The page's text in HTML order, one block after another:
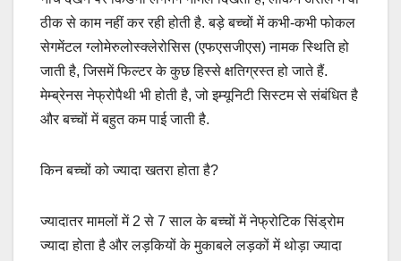
ठीक से काम नहीं कर रही होती है. बड़े बच्चों में कभी-कभी फोकल
सेगमेंटल ग्लोमेरुलोस्क्लेरोसिस (एफएसजीएस) नामक स्थिति हो
जाती है, जिसमें फिल्टर के कुछ हिस्से क्षतिग्रस्त हो जाते हैं.
मेम्ब्रेनस नेफ्रोपैथी भी होती है, जो इम्यूनिटी सिस्टम से संबंधित है
और बच्चों में बहुत कम पाई जाती है.
किन बच्चों को ज्यादा खतरा होता है?
ज्यादातर मामलों में 2 से 7 साल के बच्चों में नेफ्रोटिक सिंड्रोम
ज्यादा होता है और लड़कियों के मुकाबले लड़कों में थोड़ा ज्यादा